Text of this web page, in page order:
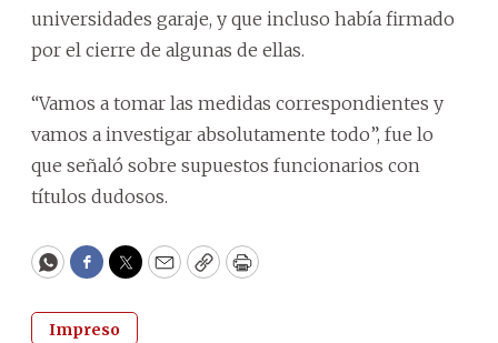
universidades garaje, y que incluso había firmado
por el cierre de algunas de ellas.
“Vamos a tomar las medidas correspondientes y
vamos a investigar absolutamente todo”, fue lo
que señaló sobre supuestos funcionarios con
títulos dudosos.
WhatsApp
Facebook
Twitter
EmailCopyPrint
Impreso